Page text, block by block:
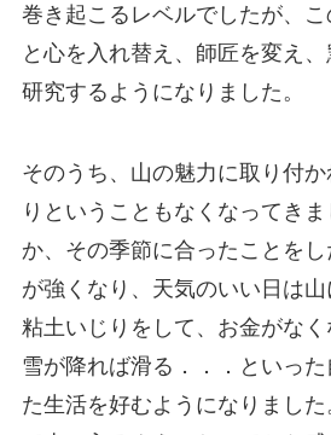
巻き起こるレベルでしたが、
と心を入れ替え、師匠を変え
研究するようになりました。
そのうち、山の魅力に取り付
りということもなくなってき
か、その季節に合ったことを
が強くなり、天気のいい日は
粘土いじりをして、お金がな
雪が降れば滑る．．．といっ
た生活を好むようになりまし